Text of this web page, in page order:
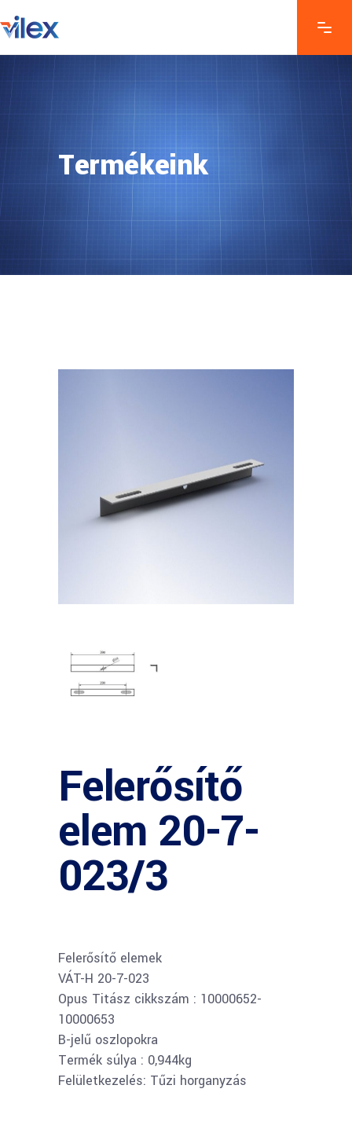
Termékeink
Felerősítő
elem 20-7-
023/3
Felerősítő elemek
VÁT-H 20-7-023
Opus Titász cikkszám : 10000652-
10000653
B-jelű oszlopokra
Termék súlya : 0,944kg
Felületkezelés: Tűzi horganyzás